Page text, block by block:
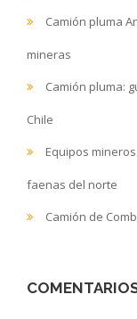
Camión pluma
mineras
Camión pluma:
Chile
Equipos
faenas del norte
Camión de